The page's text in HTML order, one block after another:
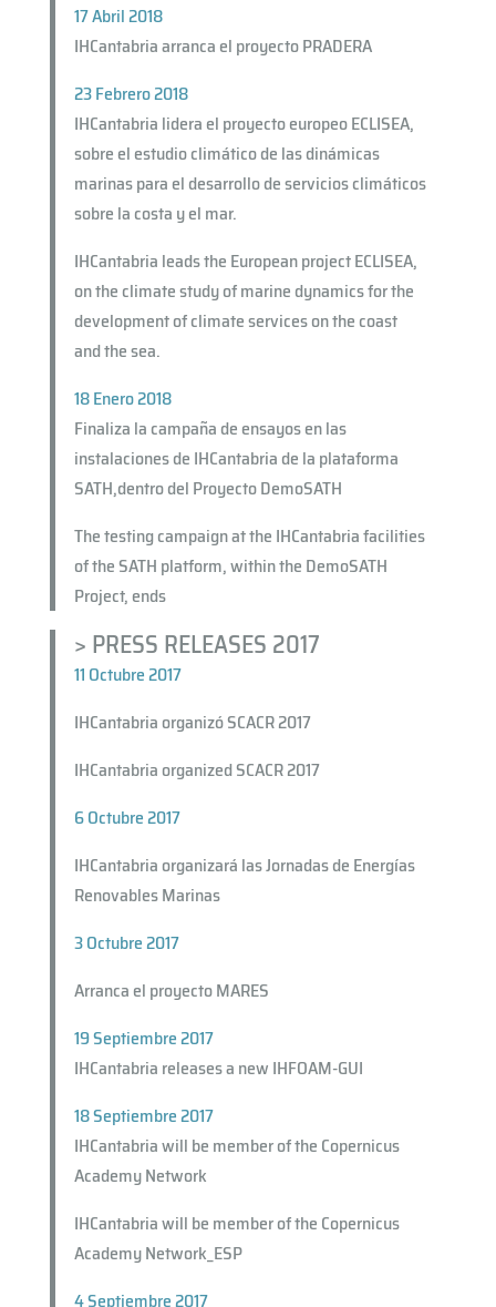
17 Abril 2018
IHCantabria arranca el proyecto PRADERA
23 Febrero 2018
IHCantabria lidera el proyecto europeo ECLISEA,
sobre el estudio climático de las dinámicas
marinas para el desarrollo de servicios climáticos
sobre la costa y el mar.
IHCantabria leads the European project ECLISEA,
on the climate study of marine dynamics for the
development of climate services on the coast
and the sea.
18 Enero 2018
Finaliza la campaña de ensayos en las
instalaciones de IHCantabria de la plataforma
SATH,dentro del Proyecto DemoSATH
The testing campaign at the IHCantabria facilities
of the SATH platform, within the DemoSATH
Project, ends
> PRESS RELEASES 2017
11 Octubre 2017
IHCantabria organizó SCACR 2017
IHCantabria organized SCACR 2017
6 Octubre 2017
IHCantabria organizará las Jornadas de Energías
Renovables Marinas
3 Octubre 2017
Arranca el proyecto MARES
19 Septiembre 2017
IHCantabria releases a new IHFOAM-GUI
18 Septiembre 2017
IHCantabria will be member of the Copernicus
Academy Network
IHCantabria will be member of the Copernicus
Academy Network_ESP
4 Septiembre 2017